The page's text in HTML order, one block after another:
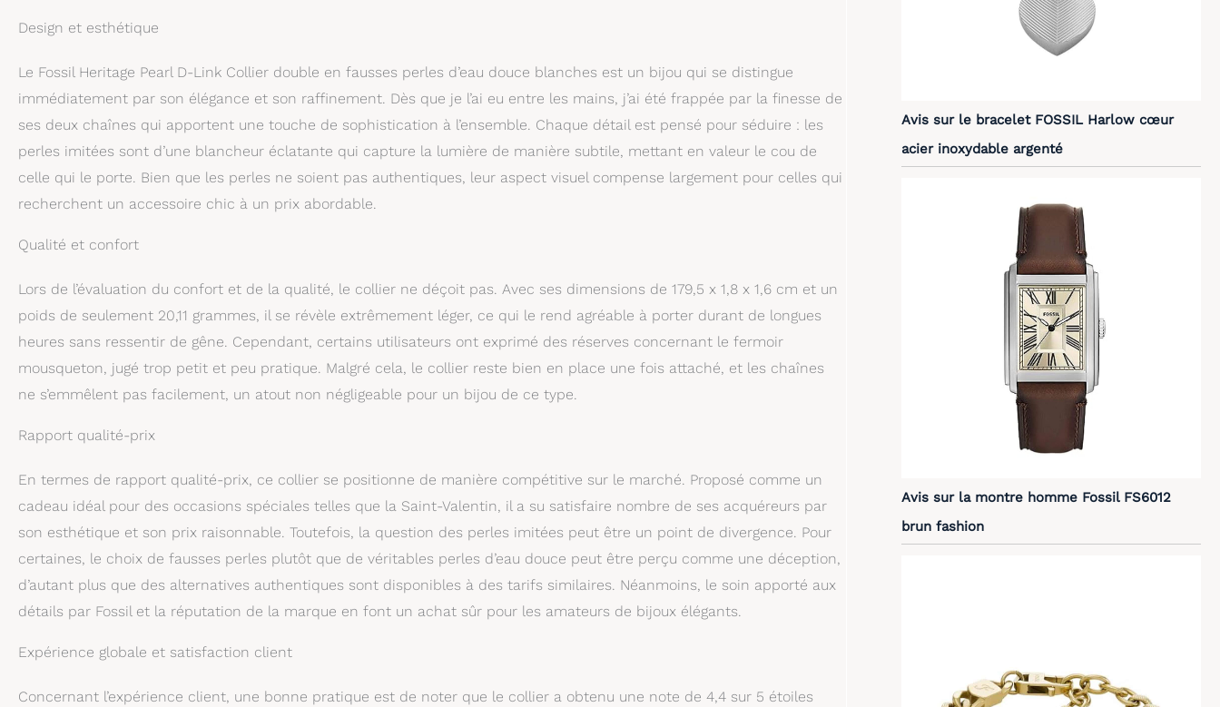
Design et esthétique
Le Fossil Heritage Pearl D-Link Collier double en fausses perles d’eau douce blanches est un bijou qui se distingue
immédiatement par son élégance et son raffinement. Dès que je l’ai eu entre les mains, j’ai été frappée par la finesse de
ses deux chaînes qui apportent une touche de sophistication à l’ensemble. Chaque détail est pensé pour séduire : les
perles imitées sont d’une blancheur éclatante qui capture la lumière de manière subtile, mettant en valeur le cou de
celle qui le porte. Bien que les perles ne soient pas authentiques, leur aspect visuel compense largement pour celles qui
recherchent un accessoire chic à un prix abordable.
Qualité et confort
Lors de l’évaluation du confort et de la qualité, le collier ne déçoit pas. Avec ses dimensions de 179,5 x 1,8 x 1,6 cm et un
poids de seulement 20,11 grammes, il se révèle extrêmement léger, ce qui le rend agréable à porter durant de longues
heures sans ressentir de gêne. Cependant, certains utilisateurs ont exprimé des réserves concernant le fermoir
mousqueton, jugé trop petit et peu pratique. Malgré cela, le collier reste bien en place une fois attaché, et les chaînes
ne s’emmêlent pas facilement, un atout non négligeable pour un bijou de ce type.
Rapport qualité-prix
En termes de rapport qualité-prix, ce collier se positionne de manière compétitive sur le marché. Proposé comme un
cadeau idéal pour des occasions spéciales telles que la Saint-Valentin, il a su satisfaire nombre de ses acquéreurs par
son esthétique et son prix raisonnable. Toutefois, la question des perles imitées peut être un point de divergence. Pour
certaines, le choix de fausses perles plutôt que de véritables perles d’eau douce peut être perçu comme une déception,
d’autant plus que des alternatives authentiques sont disponibles à des tarifs similaires. Néanmoins, le soin apporté aux
détails par Fossil et la réputation de la marque en font un achat sûr pour les amateurs de bijoux élégants.
Expérience globale et satisfaction client
Concernant l’expérience client, une bonne pratique est de noter que le collier a obtenu une note de 4,4 sur 5 étoiles
Avis sur le bracelet FOSSIL Harlow cœur
acier inoxydable argenté
Avis sur la montre homme Fossil FS6012
brun fashion